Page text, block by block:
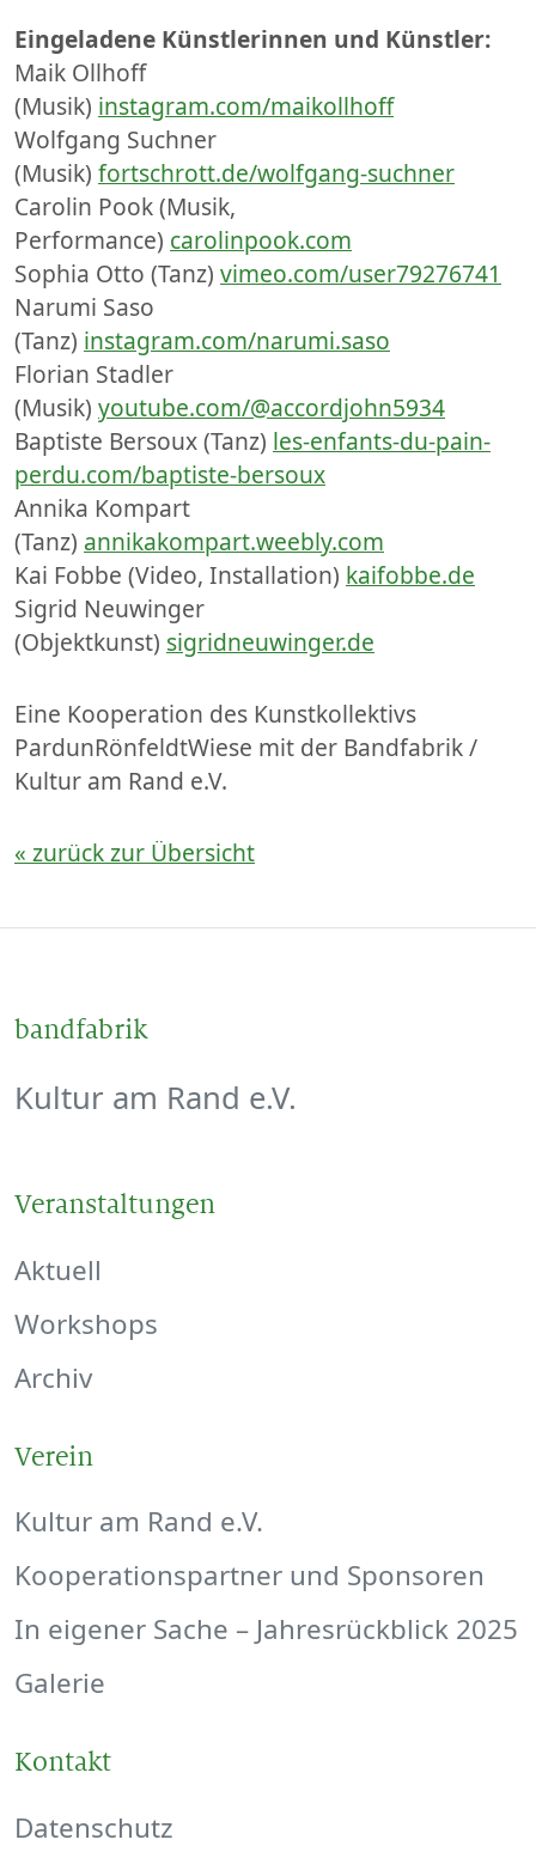
Eingeladene Künstlerinnen und Künstler:
Maik Ollhoff
(Musik) instagram.com/maikollhoff
Wolfgang Suchner
(Musik) fortschrott.de/wolfgang-suchner
Carolin Pook (Musik,
Performance) carolinpook.com
Sophia Otto (Tanz) vimeo.com/user79276741
Narumi Saso
(Tanz) instagram.com/narumi.saso
Florian Stadler
(Musik) youtube.com/@accordjohn5934
Baptiste Bersoux (Tanz) les-enfants-du-pain-
perdu.com/baptiste-bersoux
Annika Kompart
(Tanz) annikakompart.weebly.com
Kai Fobbe (Video, Installation) kaifobbe.de
Sigrid Neuwinger
(Objektkunst) sigridneuwinger.de
Eine Kooperation des Kunstkollektivs
PardunRönfeldtWiese mit der Bandfabrik /
Kultur am Rand e.V.
« zurück zur Übersicht
bandfabrik
Kultur am Rand e.V.
Veranstaltungen
Aktuell
Workshops
Archiv
Verein
Kultur am Rand e.V.
Kooperationspartner und Sponsoren
In eigener Sache – Jahresrückblick 2025
Galerie
Kontakt
Datenschutz